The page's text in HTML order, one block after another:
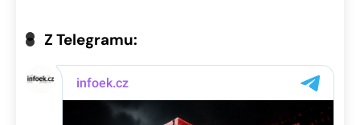
Z Telegramu: